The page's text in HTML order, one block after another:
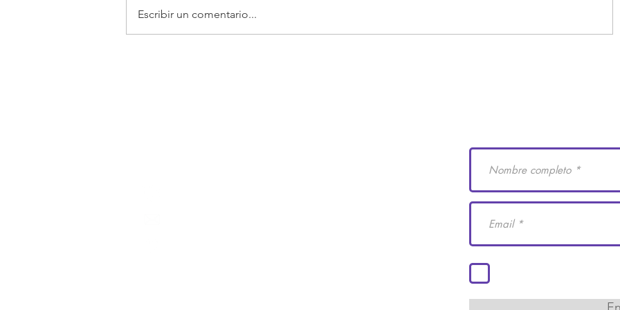
Escribir un comentario...